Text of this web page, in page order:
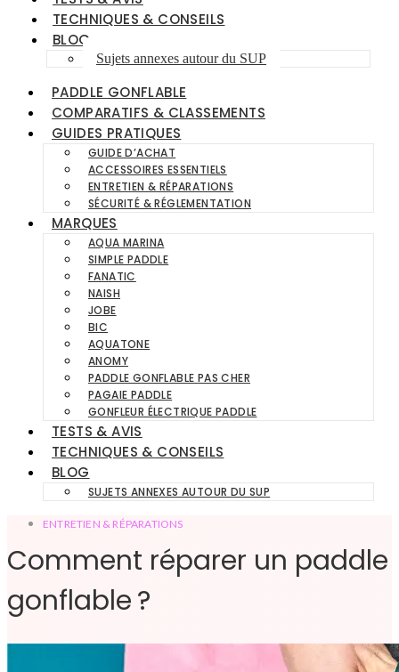
TECHNIQUES & CONSEILS
BLOG
Sujets annexes autour du SUP
PADDLE GONFLABLE
COMPARATIFS & CLASSEMENTS
GUIDES PRATIQUES
GUIDE D’ACHAT
ACCESSOIRES ESSENTIELS
ENTRETIEN & RÉPARATIONS
SÉCURITÉ & RÉGLEMENTATION
MARQUES
AQUA MARINA
SIMPLE PADDLE
FANATIC
NAISH
JOBE
BIC
AQUATONE
ANOMY
PADDLE GONFLABLE PAS CHER
PAGAIE PADDLE
GONFLEUR ÉLECTRIQUE PADDLE
TESTS & AVIS
TECHNIQUES & CONSEILS
BLOG
SUJETS ANNEXES AUTOUR DU SUP
ENTRETIEN & RÉPARATIONS
Comment réparer un paddle
gonflable ?